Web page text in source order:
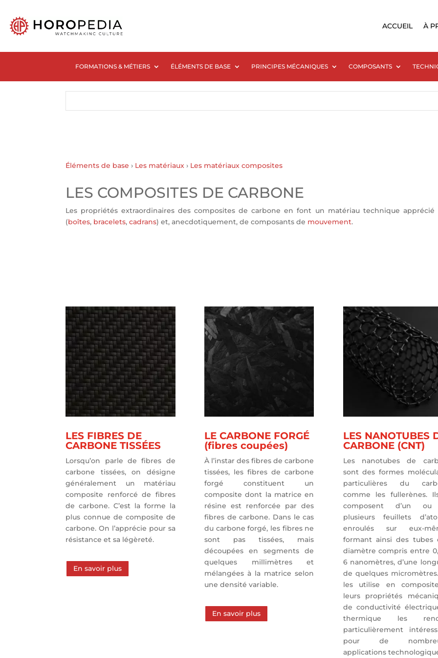
ACCUEIL À
FORMATIONS & MÉTIERS ÉLÉMENTS DE BASE PRINCIPES MÉCANIQUES COMPOSANTS
Éléments de base › Les matériaux › Les matériaux composites
LES COMPOSITES DE CARBONE
Les propriétés extraordinaires des composites de carbone en font un matériau technique apprécié
(boîtes, bracelets,cadrans) et, anecdotiquement, de composants de mouvement.
LES FIBRES DE
CARBONE TISSÉES
Lorsqu’on parle de fibres de
carbone tissées, on désigne
généralement un matériau
composite renforcé de fibres
de carbone. C’est la forme la
plus connue de composite de
carbone. On l’apprécie pour sa
résistance et sa légèreté.
En savoir plus
LE CARBONE FORGÉ
(fibres coupées)
À l’instar des fibres de carbone
tissées, les fibres de carbone
forgé constituent un
composite dont la matrice en
résine est renforcée par des
fibres de carbone. Dans le cas
du carbone forgé, les fibres ne
sont pas tissées, mais
découpées en segments de
quelques millimètres et
mélangées à la matrice selon
une densité variable.
En savoir plus
LES NANOTUBES
CARBONE (CNT)
Les nanotubes de
sont des formes
particulières du
comme les fullerènes.
composent d’un
plusieurs feuillets
enroulés sur eux-
formant ainsi des tubes
diamètre compris entre
6 nanomètres, d’une
de quelques
les utilise en
leurs propriétés
de conductivité
thermique les
particulièrement
pour de
applications